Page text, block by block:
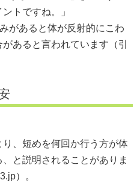
トですね。」
があると体が反射的にこわ
あると言われています（引
、短めを何回か行う方が体
と説明されることがありま
）。